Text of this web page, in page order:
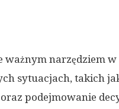
ważnym narzędziem
sytuacjach, takich
podejmowanie